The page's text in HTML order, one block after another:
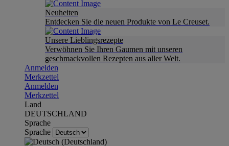
Neuheiten
Entdecken Sie die neuen Produkte von Le Creuset.
Unsere Lieblingsrezepte
Verwöhnen Sie Ihren Gaumen mit unseren
geschmackvollen Rezepten aus aller Welt.
Anmelden
Merkzettel
Anmelden
Merkzettel
Land
DEUTSCHLAND
Sprache
Sprache